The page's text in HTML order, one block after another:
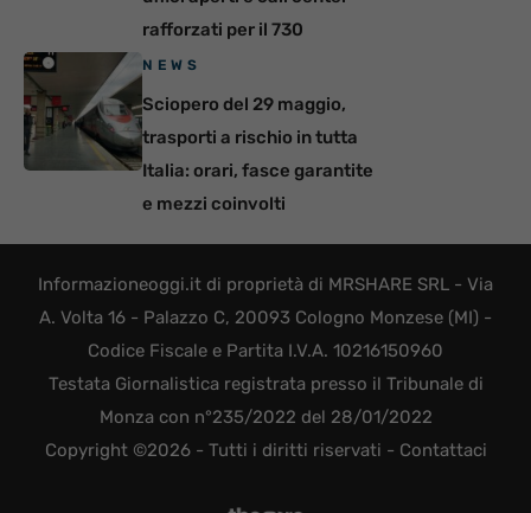
rafforzati per il 730
NEWS
Sciopero del 29 maggio,
trasporti a rischio in tutta
Italia: orari, fasce garantite
e mezzi coinvolti
Informazioneoggi.it di proprietà di MRSHARE SRL - Via
A. Volta 16 - Palazzo C, 20093 Cologno Monzese (MI) -
Codice Fiscale e Partita I.V.A. 10216150960
Testata Giornalistica registrata presso il Tribunale di
Monza con n°235/2022 del 28/01/2022
Copyright ©2026 - Tutti i diritti riservati - Contattaci